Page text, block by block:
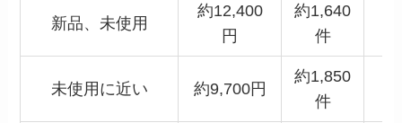
新品、未使用
約12,400
円
約1,640
件
未使用に近い 約9,700円
約1,850
件